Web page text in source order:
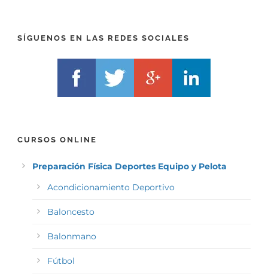
SÍGUENOS EN LAS REDES SOCIALES
CURSOS ONLINE
Preparación Física Deportes Equipo y Pelota
Acondicionamiento Deportivo
Baloncesto
Balonmano
Fútbol